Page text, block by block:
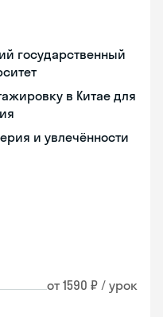
государственный
в Китае для
и увлечённости
от 1590 ₽ / урок